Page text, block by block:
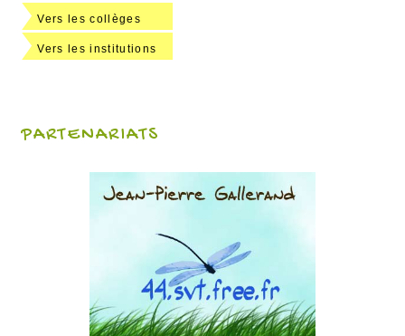
Vers les collèges
Vers les institutions
PARTENARIATS